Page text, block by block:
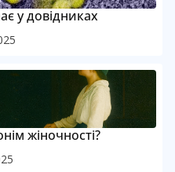
у довідниках
жіночності?